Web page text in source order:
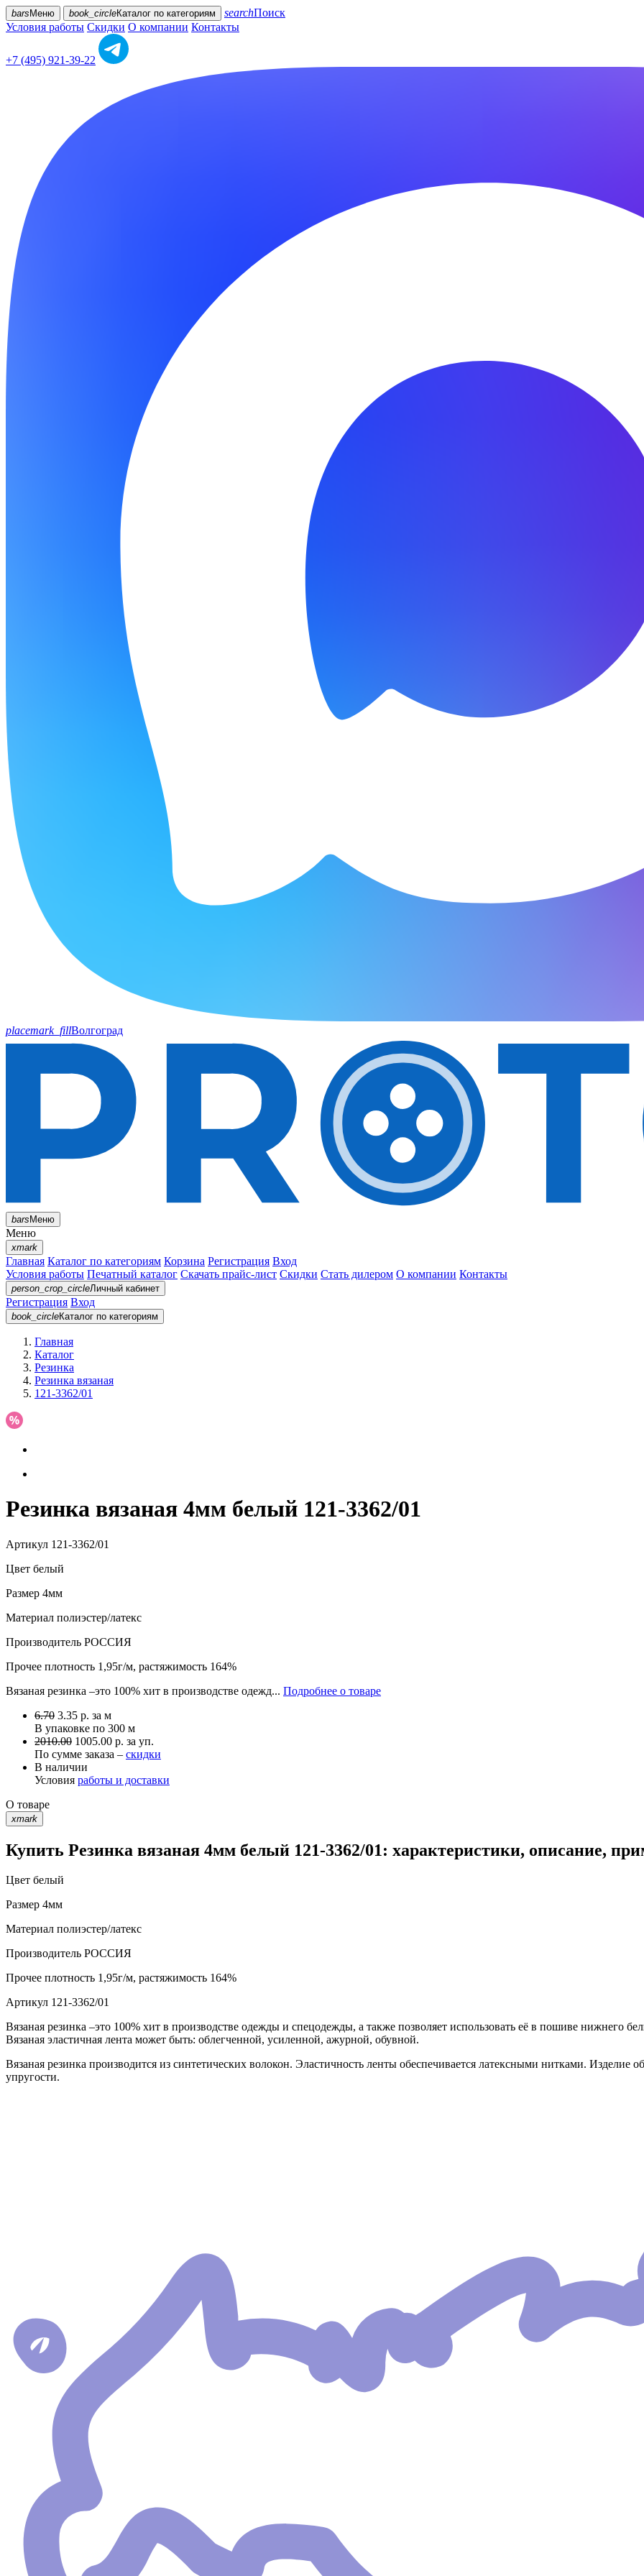
bars Меню book_circleКаталог по категориям searchПоиск
Условия работы Скидки О компании Контакты
+7 (495) 921-39-22
placemark_fillВолгоград
barsМеню
Меню
xmark
Главная Каталог по категориям Корзина Регистрация Вход
Условия работы Печатный каталог Скачать прайс-лист Скидки Стать дилером О компании Контакты
person_crop_circleЛичный кабинет
Регистрация Вход
book_circleКаталог по категориям
Главная
Каталог
Резинка
Резинка вязаная
121-3362/01
Резинка вязаная 4мм белый 121-3362/01
Артикул 121-3362/01
Цвет белый
Размер 4мм
Материал полиэстер/латекс
Производитель РОССИЯ
Прочее плотность 1,95г/м, растяжимость 164%
Вязаная резинка –это 100% хит в производстве одежд... Подробнее о товаре
6.70 3.35 р. за м
В упаковке по 300 м
2010.00 1005.00 р. за уп.
По сумме заказа – скидки
В наличии
Условия работы и доставки
О товаре
xmark
Купить Резинка вязаная 4мм белый 121-3362/01: характеристики, описание,
Цвет белый
Размер 4мм
Материал полиэстер/латекс
Производитель РОССИЯ
Прочее плотность 1,95г/м, растяжимость 164%
Артикул 121-3362/01
Вязаная резинка –это 100% хит в производстве одежды и спецодежды, а также позволяет использовать её в пошиве нижнего
Вязаная эластичная лента может быть: облегченной, усиленной, ажурной, обувной.
Вязаная резинка производится из синтетических волокон. Эластичность ленты обеспечивается латексными нитками. Изделие
упругости.